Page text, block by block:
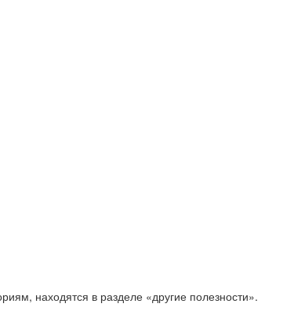
находятся в разделе «другие полезности».